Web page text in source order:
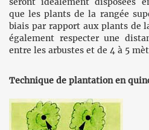
que les plants de la rangée
biais par rapport aux plants de
également respecter une
entre les arbustes et de 4 à 5
Technique de plantation en